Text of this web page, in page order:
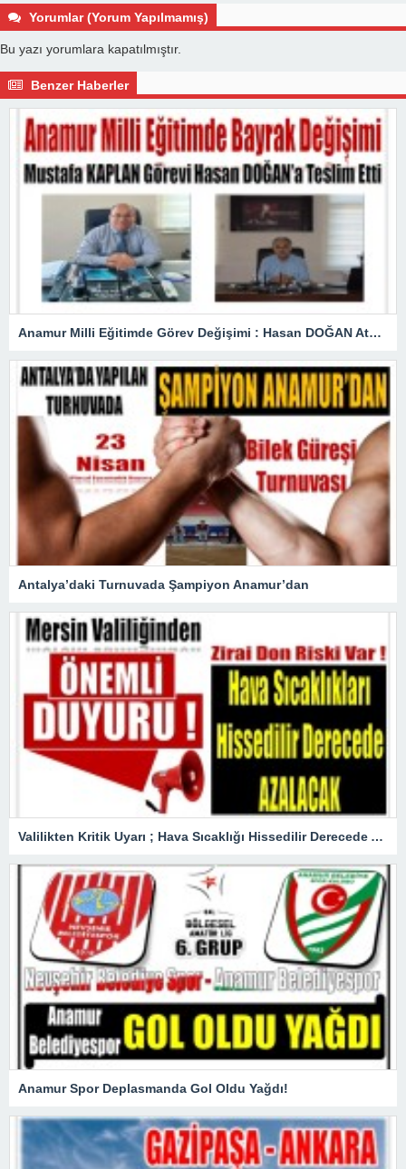
Yorumlar (Yorum Yapılmamış)
Bu yazı yorumlara kapatılmıştır.
Benzer Haberler
Anamur Milli Eğitimde Görev Değişimi : Hasan DOĞAN Atandı
Antalya’daki Turnuvada Şampiyon Anamur’dan
Valilikten Kritik Uyarı ; Hava Sıcaklığı Hissedilir Derecede Azalacak!
Anamur Spor Deplasmanda Gol Oldu Yağdı!